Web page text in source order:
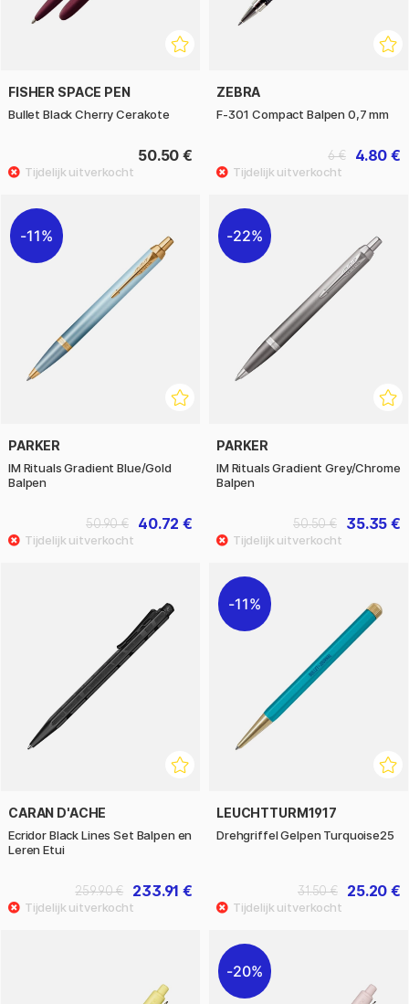
FISHER SPACE PEN
Bullet Black Cherry Cerakote
50.50 €
ZEBRA
F-301 Compact Balpen 0,7 mm
4.80 €
6 €
11%
PARKER
IM Rituals Gradient Blue/Gold
Balpen
40.72 €
50.90 €
22%
PARKER
IM Rituals Gradient Grey/Chrome
Balpen
35.35 €
50.50 €
CARAN D'ACHE
Ecridor Black Lines Set Balpen en
Leren Etui
233.91 €
259.90 €
11%
LEUCHTTURM1917
Drehgriffel Gelpen Turquoise25
25.20 €
31.50 €
20%